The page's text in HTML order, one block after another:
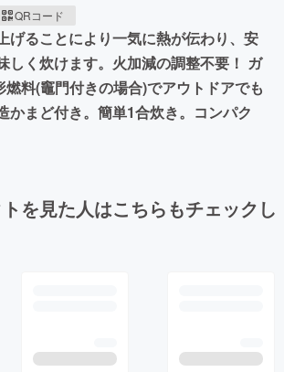
QRコード
げることにより一気に熱が伝わり、安
しく炊けます。火加減の調整不要！ ガ
燃料(竈門付きの場合)でアウトドアでも
かまど付き。簡単1合炊き。コンパク
を見た人はこちらもチェックし